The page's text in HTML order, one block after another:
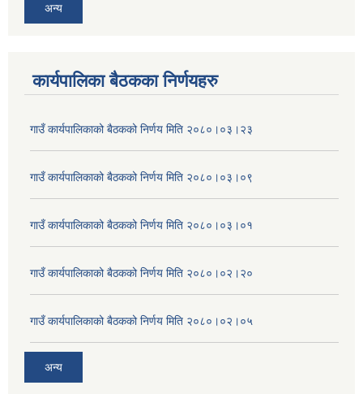
अन्य
कार्यपालिका बैठकका निर्णयहरु
गाउँ कार्यपालिकाको बैठकको निर्णय मिति २०८०।०३।२३
गाउँ कार्यपालिकाको बैठकको निर्णय मिति २०८०।०३।०९
गाउँ कार्यपालिकाको बैठकको निर्णय मिति २०८०।०३।०१
गाउँ कार्यपालिकाको बैठकको निर्णय मिति २०८०।०२।२०
गाउँ कार्यपालिकाको बैठकको निर्णय मिति २०८०।०२।०५
अन्य